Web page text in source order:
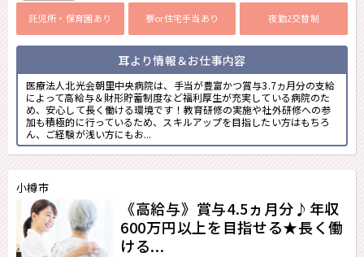
託児所・保育園あり 寮or住宅手当あり 夜勤2交替制
耳より情報＆お仕事内容
医療法人北光会朝里中央病院は、手当が豊富かつ賞与3.7ヵ月分の支給
によって高給与＆財形貯蓄制度など福利厚生が充実している病院のた
め、安心して長く働ける環境です！教育研修の実施や社外研修への参
加も積極的に行っているため、スキルアップを目指したい方はもちろ
ん、ご経験が浅い方にもお...
小樽市
《高給与》賞与4.5ヵ月分♪年収
600万円以上を目指せる★長く働
ける...